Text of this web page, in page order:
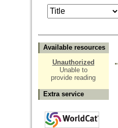
Available resources
Unauthorized
Unable to
provide reading
Extra service